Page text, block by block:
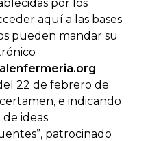
por los
aquí a las bases
pueden mandar su
22 de febrero de
e indicando
ideas
patrocinado